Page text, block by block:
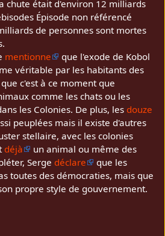
chute était d'environ 12 milliards
Épisode non référencé
de personnes sont mortes
mentionne
que l'exode de Kobol
véritable par les habitants des
c'est à ce moment que
comme les chats ou les
les Colonies. De plus, les douze
peuplées mais il existe d'autres
stellaire, avec les colonies
déjà
un animal ou même des
Serge déclare
que les
toutes des démocraties, mais que
propre style de gouvernement.